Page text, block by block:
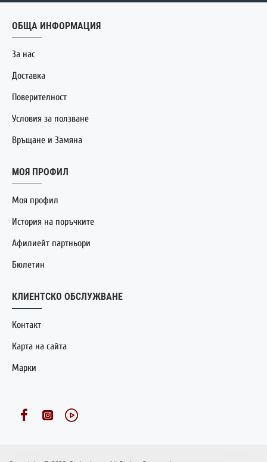
ОБЩА ИНФОРМАЦИЯ
За нас
Доставка
Поверителност
Условия за ползване
Връщане и Замяна
МОЯ ПРОФИЛ
Моя профил
История на поръчките
Афилиейт партньори
Бюлетин
КЛИЕНТСКО ОБСЛУЖВАНЕ
Контакт
Карта на сайта
Марки